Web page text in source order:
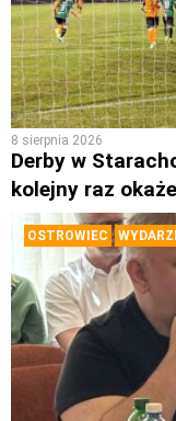
8 sierpnia 2026
Derby w
kolejny raz
OSTROWIEC